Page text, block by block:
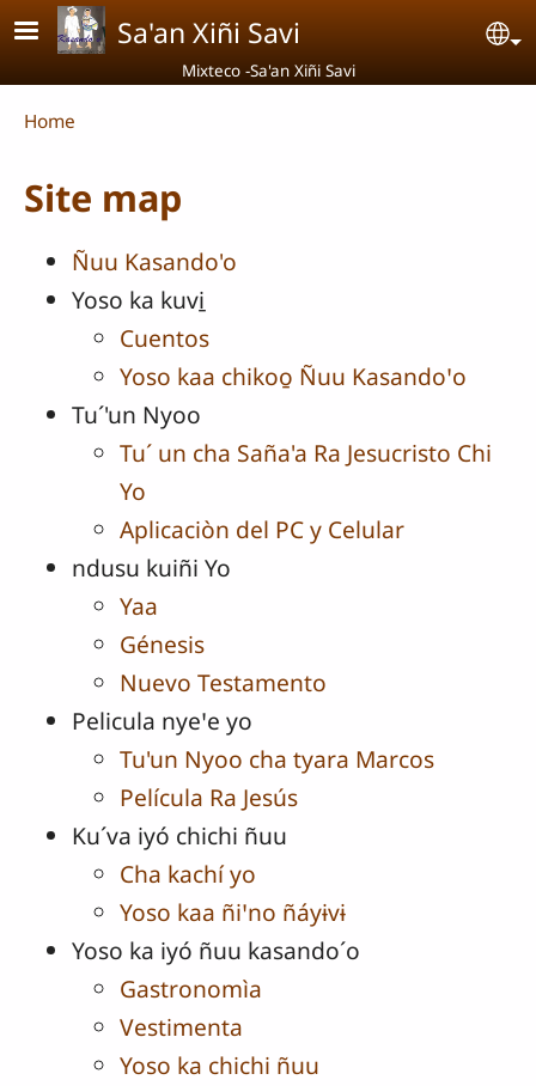
Skip to main content
Sa'an Xiñi Savi
Mixteco -Sa'an Xiñi Savi
Breadcrumb
Home
Site map
Ñuu Kasando'o
Yoso ka kuvi̱
Cuentos
Yoso kaa chikoo̱ Ñuu Kasandoꞌo
Tu´'un Nyoo
Tu´ un cha Saña'a Ra Jesucristo Chi
Yo
Aplicaciòn del PC y Celular
ndusu kuiñi Yo
Yaa
Génesis
Nuevo Testamento
Pelicula nyeꞌe yo
Tu'un Nyoo cha tyara Marcos
Película Ra Jesús
Ku´va iyó chichi ñuu
Cha kachí yo
Yoso kaa ñiꞌno ñáyɨvɨ
Yoso ka iyó ñuu kasando´o
Gastronomìa
Vestimenta
Yoso ka chichi ñuu